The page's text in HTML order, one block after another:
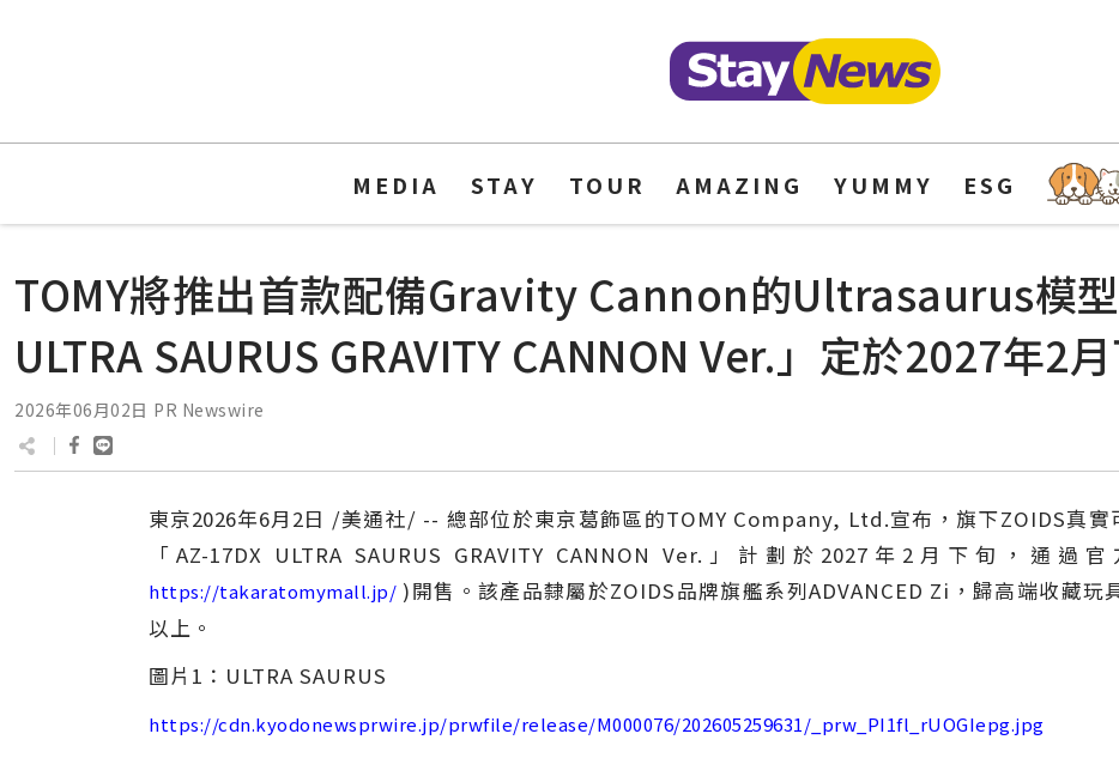
MEDIA STAY TOUR AMAZING YUMMY ESG
TOMY將推出首款配備Gravity Cannon的Ultrasaurus模
ULTRA SAURUS GRAVITY CANNON Ver.」定於2027年2
2026年06月02日 PR Newswire
東京2026年6月2日 /美通社/ -- 總部位於東京葛飾區的TOMY Company, Ltd.宣布，旗下ZOIDS真實
「AZ-17DX ULTRA SAURUS GRAVITY CANNON Ver.」計劃於2027年2月下旬，通
https://takaratomymall.jp/ )開售。該產品隸屬於ZOIDS品牌旗艦系列ADVANCED Zi，歸高端收藏玩
以上。
圖片1：ULTRA SAURUS
https://cdn.kyodonewsprwire.jp/prwfile/release/M000076/202605259631/_prw_PI1fl_rUOGIepg.jpg